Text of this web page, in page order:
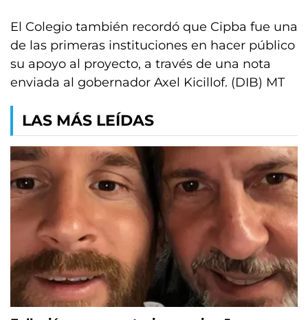
El Colegio también recordó que Cipba fue una
de las primeras instituciones en hacer público
su apoyo al proyecto, a través de una nota
enviada al gobernador Axel Kicillof. (DIB) MT
LAS MÁS LEÍDAS